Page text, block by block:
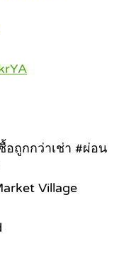
ถูกกว่าเช่า #ผ่อน
Village